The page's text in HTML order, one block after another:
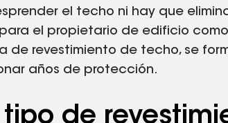
el techo ni hay que
el propietario de edificio
de revestimiento de techo, se
años de protección.
tipo de